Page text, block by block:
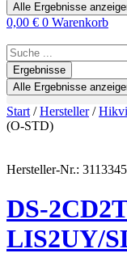
Alle Ergebnisse
0,00 € 0 Warenkorb
Search
...Ergebnisse
Alle Ergebnisse
Start /Hersteller/
(O-STD)
Hersteller-Nr.:
DS-
LIS2UY/